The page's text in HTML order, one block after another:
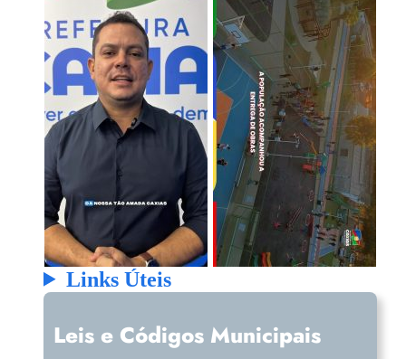
Links Úteis
Leis e Códigos Municipais